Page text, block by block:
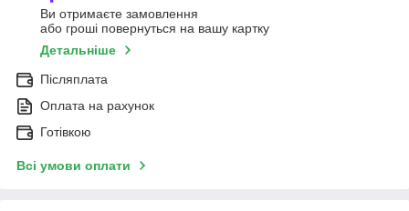
Ви отримаєте замовлення
або гроші повернуться на вашу картку
Детальніше
Післяплата
Оплата на рахунок
Готівкою
Всі умови оплати